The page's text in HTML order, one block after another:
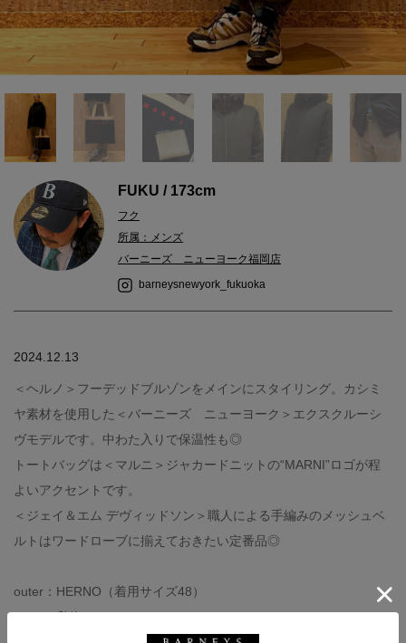
FUKU / 173cm
フク
所属：メンズ
バーニーズ ニューヨーク福岡店
barneysnewyork_fukuoka
2024.12.13
＜ヘルノ＞フーデッドブルゾンをメインにスタイリング。カシミ
ヤ素材を使用した＜バーニーズ ニューヨーク＞エクスクルーシ
ヴモデルです。中わた入りで保温性も◎
トートバッグは＜マルニ＞ジャカードニットの“MARNI”ロゴが程
よいアクセントです。
＜ジェイ＆エム デヴィッドソン＞職人による手編みのメッシュベ
ルトはワードローブに揃えておきたい定番品◎
outer：HERNO（着用サイズ48）
pants : 私物